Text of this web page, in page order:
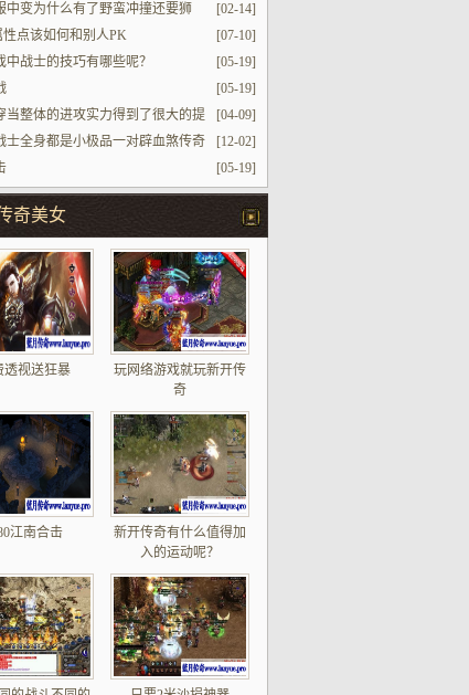
[02-14]
中变为什么有了野蛮冲撞还要狮
[07-10]
性点该如何和别人PK
[05-19]
中战士的技巧有哪些呢？
[05-19]
[04-09]
当整体的进攻实力得到了很大的提
玛法战靴故事
[12-02]
士全身都是小极品一对辟血煞传奇
馋哭同行
[05-19]
奇美女
透视送狂暴
玩网络游戏就玩新开传
奇
江南合击
新开传奇有什么值得加
入的运动呢？